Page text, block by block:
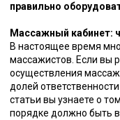
правильно
Массажный кабинет:
В настоящее время
массажистов. Если вы
осуществления
долей
статьи вы узнаете о
порядке должно быть